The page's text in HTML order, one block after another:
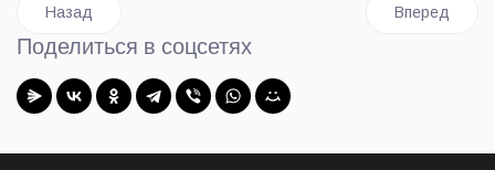
Предыдущий: Где можно взять газету "Люберецкий округ"?
Назад Следующий:
Вперед
Поделиться в соцсетях